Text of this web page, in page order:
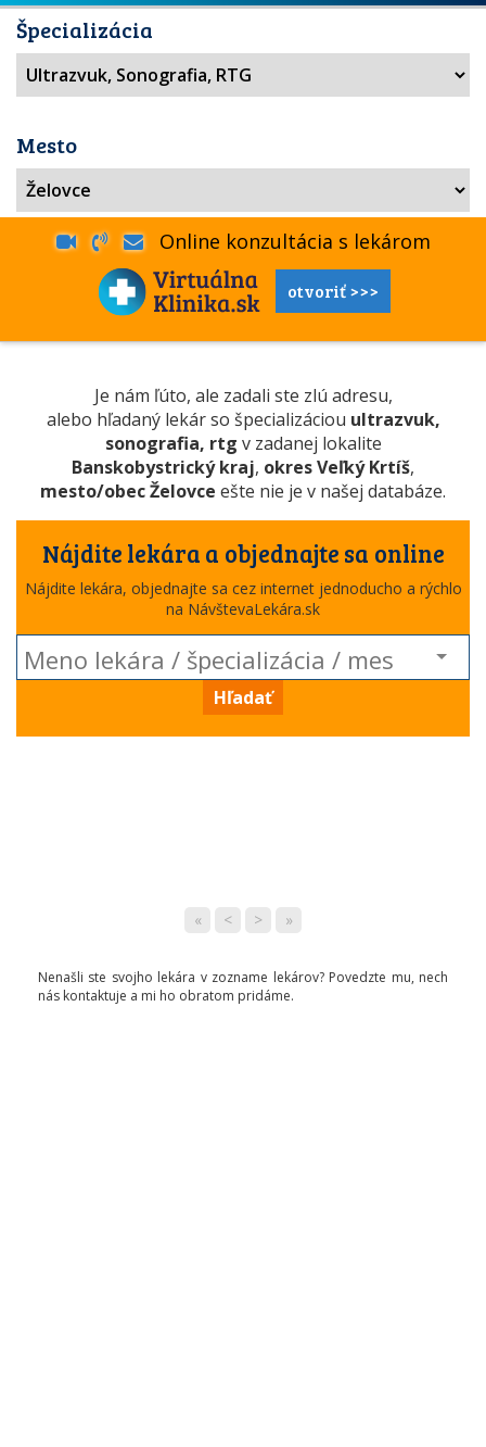
Špecializácia
Mesto
Online konzultácia s lekárom
otvoriť >>>
Je nám ľúto, ale zadali ste zlú adresu,
alebo hľadaný lekár so špecializáciou ultrazvuk,
sonografia, rtg v zadanej lokalite
Banskobystrický kraj, okres Veľký Krtíš,
mesto/obec Želovce ešte nie je v našej databáze.
Nájdite lekára a objednajte sa online
Nájdite lekára, objednajte sa cez internet jednoducho a rýchlo
na NávštevaLekára.sk
Hľadať
« < > »
Nenašli ste svojho lekára v zozname lekárov? Povedzte mu, nech
nás kontaktuje a mi ho obratom pridáme.